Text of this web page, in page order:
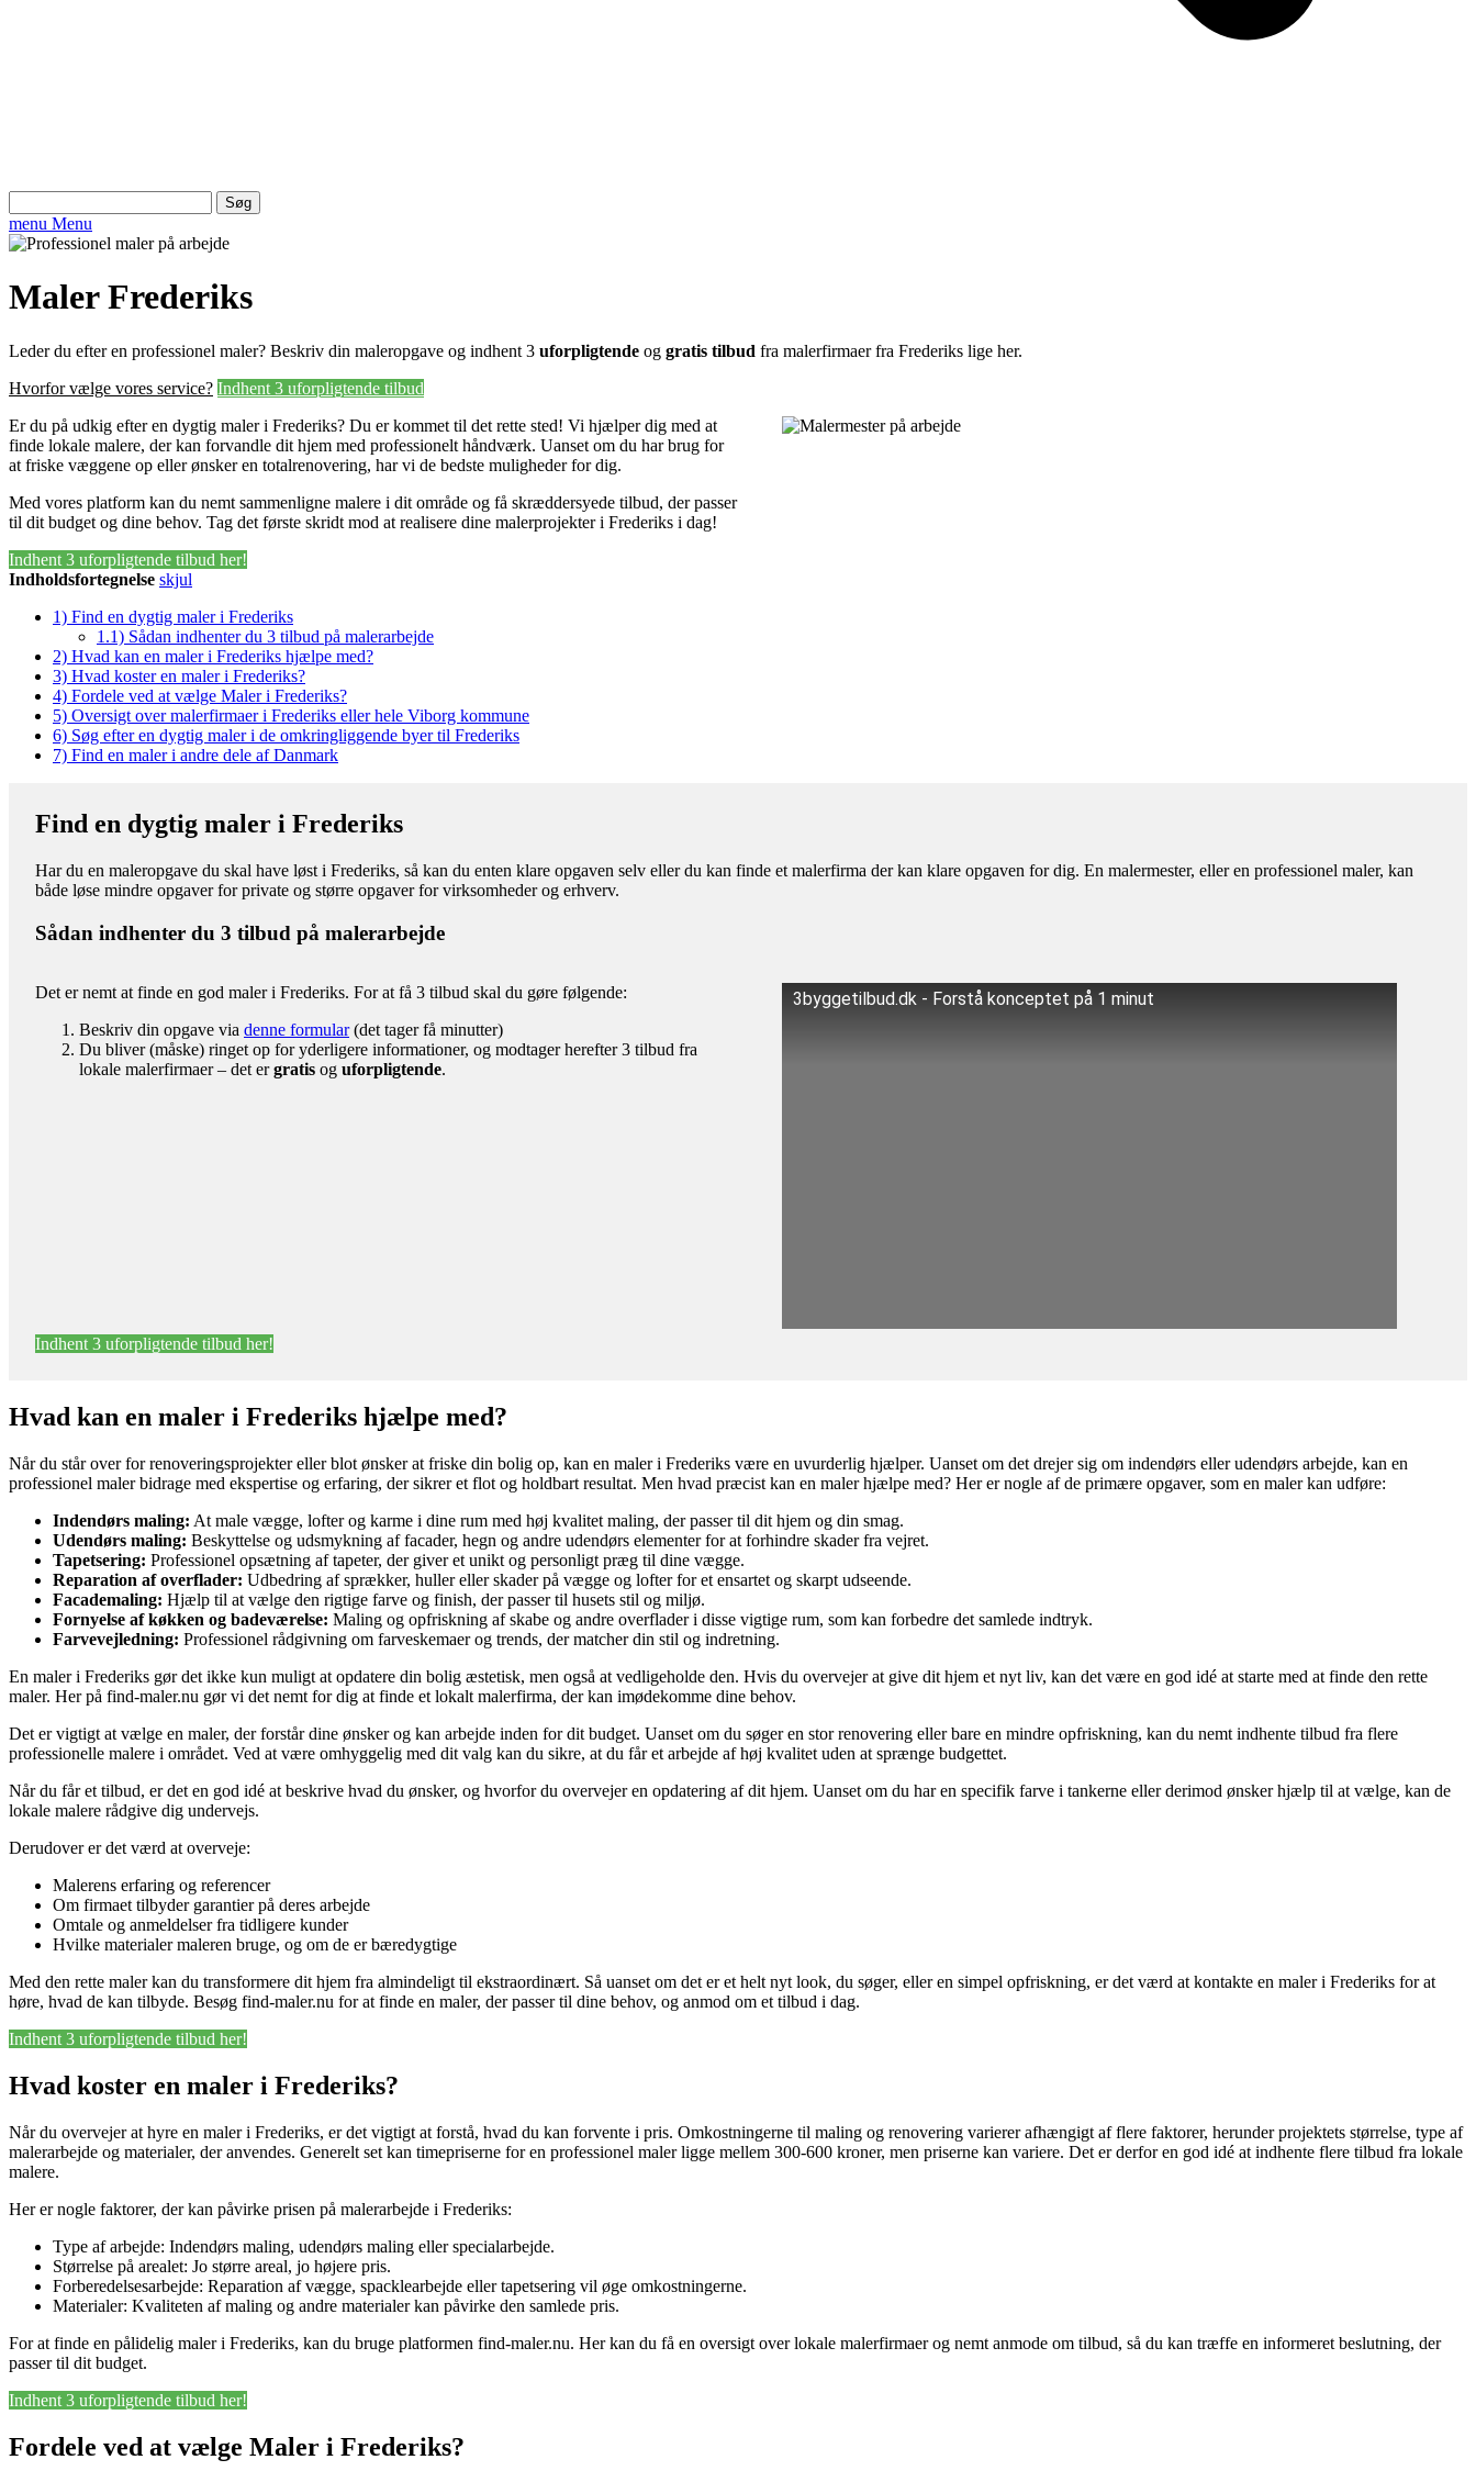
efter:
menu Menu
Maler Frederiks
Leder du efter en professionel maler? Beskriv din maleropgave og indhent 3 uforpligtende og gratis tilbud fra malerfirmaer fra Frederiks lige her.
Hvorfor vælge vores service? Indhent 3 uforpligtende tilbud
Er du på udkig efter en dygtig maler i Frederiks? Du er kommet til det rette sted! Vi hjælper dig med at
finde lokale malere, der kan forvandle dit hjem med professionelt håndværk. Uanset om du har brug for
at friske væggene op eller ønsker en totalrenovering, har vi de bedste muligheder for dig.
Med vores platform kan du nemt sammenligne malere i dit område og få skræddersyede tilbud, der passer
til dit budget og dine behov. Tag det første skridt mod at realisere dine malerprojekter i Frederiks i dag!
Indhent 3 uforpligtende tilbud her!
Indholdsfortegnelse skjul
1) Find en dygtig maler i Frederiks
1.1) Sådan indhenter du 3 tilbud på malerarbejde
2) Hvad kan en maler i Frederiks hjælpe med?
3) Hvad koster en maler i Frederiks?
4) Fordele ved at vælge Maler i Frederiks?
5) Oversigt over malerfirmaer i Frederiks eller hele Viborg kommune
6) Søg efter en dygtig maler i de omkringliggende byer til Frederiks
7) Find en maler i andre dele af Danmark
Find en dygtig maler i Frederiks
Har du en maleropgave du skal have løst i Frederiks, så kan du enten klare opgaven selv eller du kan finde et malerfirma der kan klare opgaven for dig. En malermester, eller en professionel maler, kan
både løse mindre opgaver for private og større opgaver for virksomheder og erhverv.
Sådan indhenter du 3 tilbud på malerarbejde
Det er nemt at finde en god maler i Frederiks. For at få 3 tilbud skal du gøre følgende:
Beskriv din opgave via denne formular(det tager få minutter)
Du bliver (måske) ringet op for yderligere informationer, og modtager herefter 3 tilbud fra
lokale malerfirmaer – det ergratis og uforpligtende.
3byggetilbud.dk - Forstå konceptet på 1 minut
Indhent 3 uforpligtende tilbud her!
Hvad kan en maler i Frederiks hjælpe med?
Når du står over for renoveringsprojekter eller blot ønsker at friske din bolig op, kan en maler i Frederiks være en uvurderlig hjælper. Uanset om det drejer sig om indendørs eller udendørs arbejde, kan en
professionel maler bidrage med ekspertise og erfaring, der sikrer et flot og holdbart resultat. Men hvad præcist kan en maler hjælpe med? Her er nogle af de primære opgaver, som en maler kan udføre:
Indendørs maling: At male vægge, lofter og karme i dine rum med høj kvalitet maling, der passer til dit hjem og din smag.
Udendørs maling: Beskyttelse og udsmykning af facader, hegn og andre udendørs elementer for at forhindre skader fra vejret.
Tapetsering: Professionel opsætning af tapeter, der giver et unikt og personligt præg til dine vægge.
Reparation af overflader: Udbedring af sprækker, huller eller skader på vægge og lofter for et ensartet og skarpt udseende.
Facademaling: Hjælp til at vælge den rigtige farve og finish, der passer til husets stil og miljø.
Fornyelse af køkken og badeværelse: Maling og opfriskning af skabe og andre overflader i disse vigtige rum, som kan forbedre det samlede indtryk.
Farvevejledning: Professionel rådgivning om farveskemaer og trends, der matcher din stil og indretning.
En maler i Frederiks gør det ikke kun muligt at opdatere din bolig æstetisk, men også at vedligeholde den. Hvis du overvejer at give dit hjem et nyt liv, kan det være en god idé at starte med at finde den rette
maler. Her på find-maler.nu gør vi det nemt for dig at finde et lokalt malerfirma, der kan imødekomme dine behov.
Det er vigtigt at vælge en maler, der forstår dine ønsker og kan arbejde inden for dit budget. Uanset om du søger en stor renovering eller bare en mindre opfriskning, kan du nemt indhente tilbud fra flere
professionelle malere i området. Ved at være omhyggelig med dit valg kan du sikre, at du får et arbejde af høj kvalitet uden at sprænge budgettet.
Når du får et tilbud, er det en god idé at beskrive hvad du ønsker, og hvorfor du overvejer en opdatering af dit hjem. Uanset om du har en specifik farve i tankerne eller derimod ønsker hjælp til at vælge, kan de
lokale malere rådgive dig undervejs.
Derudover er det værd at overveje:
Malerens erfaring og referencer
Om firmaet tilbyder garantier på deres arbejde
Omtale og anmeldelser fra tidligere kunder
Hvilke materialer maleren bruge, og om de er bæredygtige
Med den rette maler kan du transformere dit hjem fra almindeligt til ekstraordinært. Så uanset om det er et helt nyt look, du søger, eller en simpel opfriskning, er det værd at kontakte en maler i Frederiks for at
høre, hvad de kan tilbyde. Besøg find-maler.nu for at finde en maler, der passer til dine behov, og anmod om et tilbud i dag.
Indhent 3 uforpligtende tilbud her!
Hvad koster en maler i Frederiks?
Når du overvejer at hyre en maler i Frederiks, er det vigtigt at forstå, hvad du kan forvente i pris. Omkostningerne til maling og renovering varierer afhængigt af flere faktorer, herunder projektets størrelse, type af
malerarbejde og materialer, der anvendes. Generelt set kan timepriserne for en professionel maler ligge mellem 300-600 kroner, men priserne kan variere. Det er derfor en god idé at indhente flere tilbud fra lokale
malere.
Her er nogle faktorer, der kan påvirke prisen på malerarbejde i Frederiks:
Type af arbejde: Indendørs maling, udendørs maling eller specialarbejde.
Størrelse på arealet: Jo større areal, jo højere pris.
Forberedelsesarbejde: Reparation af vægge, spacklearbejde eller tapetsering vil øge omkostningerne.
Materialer: Kvaliteten af maling og andre materialer kan påvirke den samlede pris.
For at finde en pålidelig maler i Frederiks, kan du bruge platformen find-maler.nu. Her kan du få en oversigt over lokale malerfirmaer og nemt anmode om tilbud, så du kan træffe en informeret beslutning, der
passer til dit budget.
Indhent 3 uforpligtende tilbud her!
Fordele ved at vælge Maler i Frederiks?